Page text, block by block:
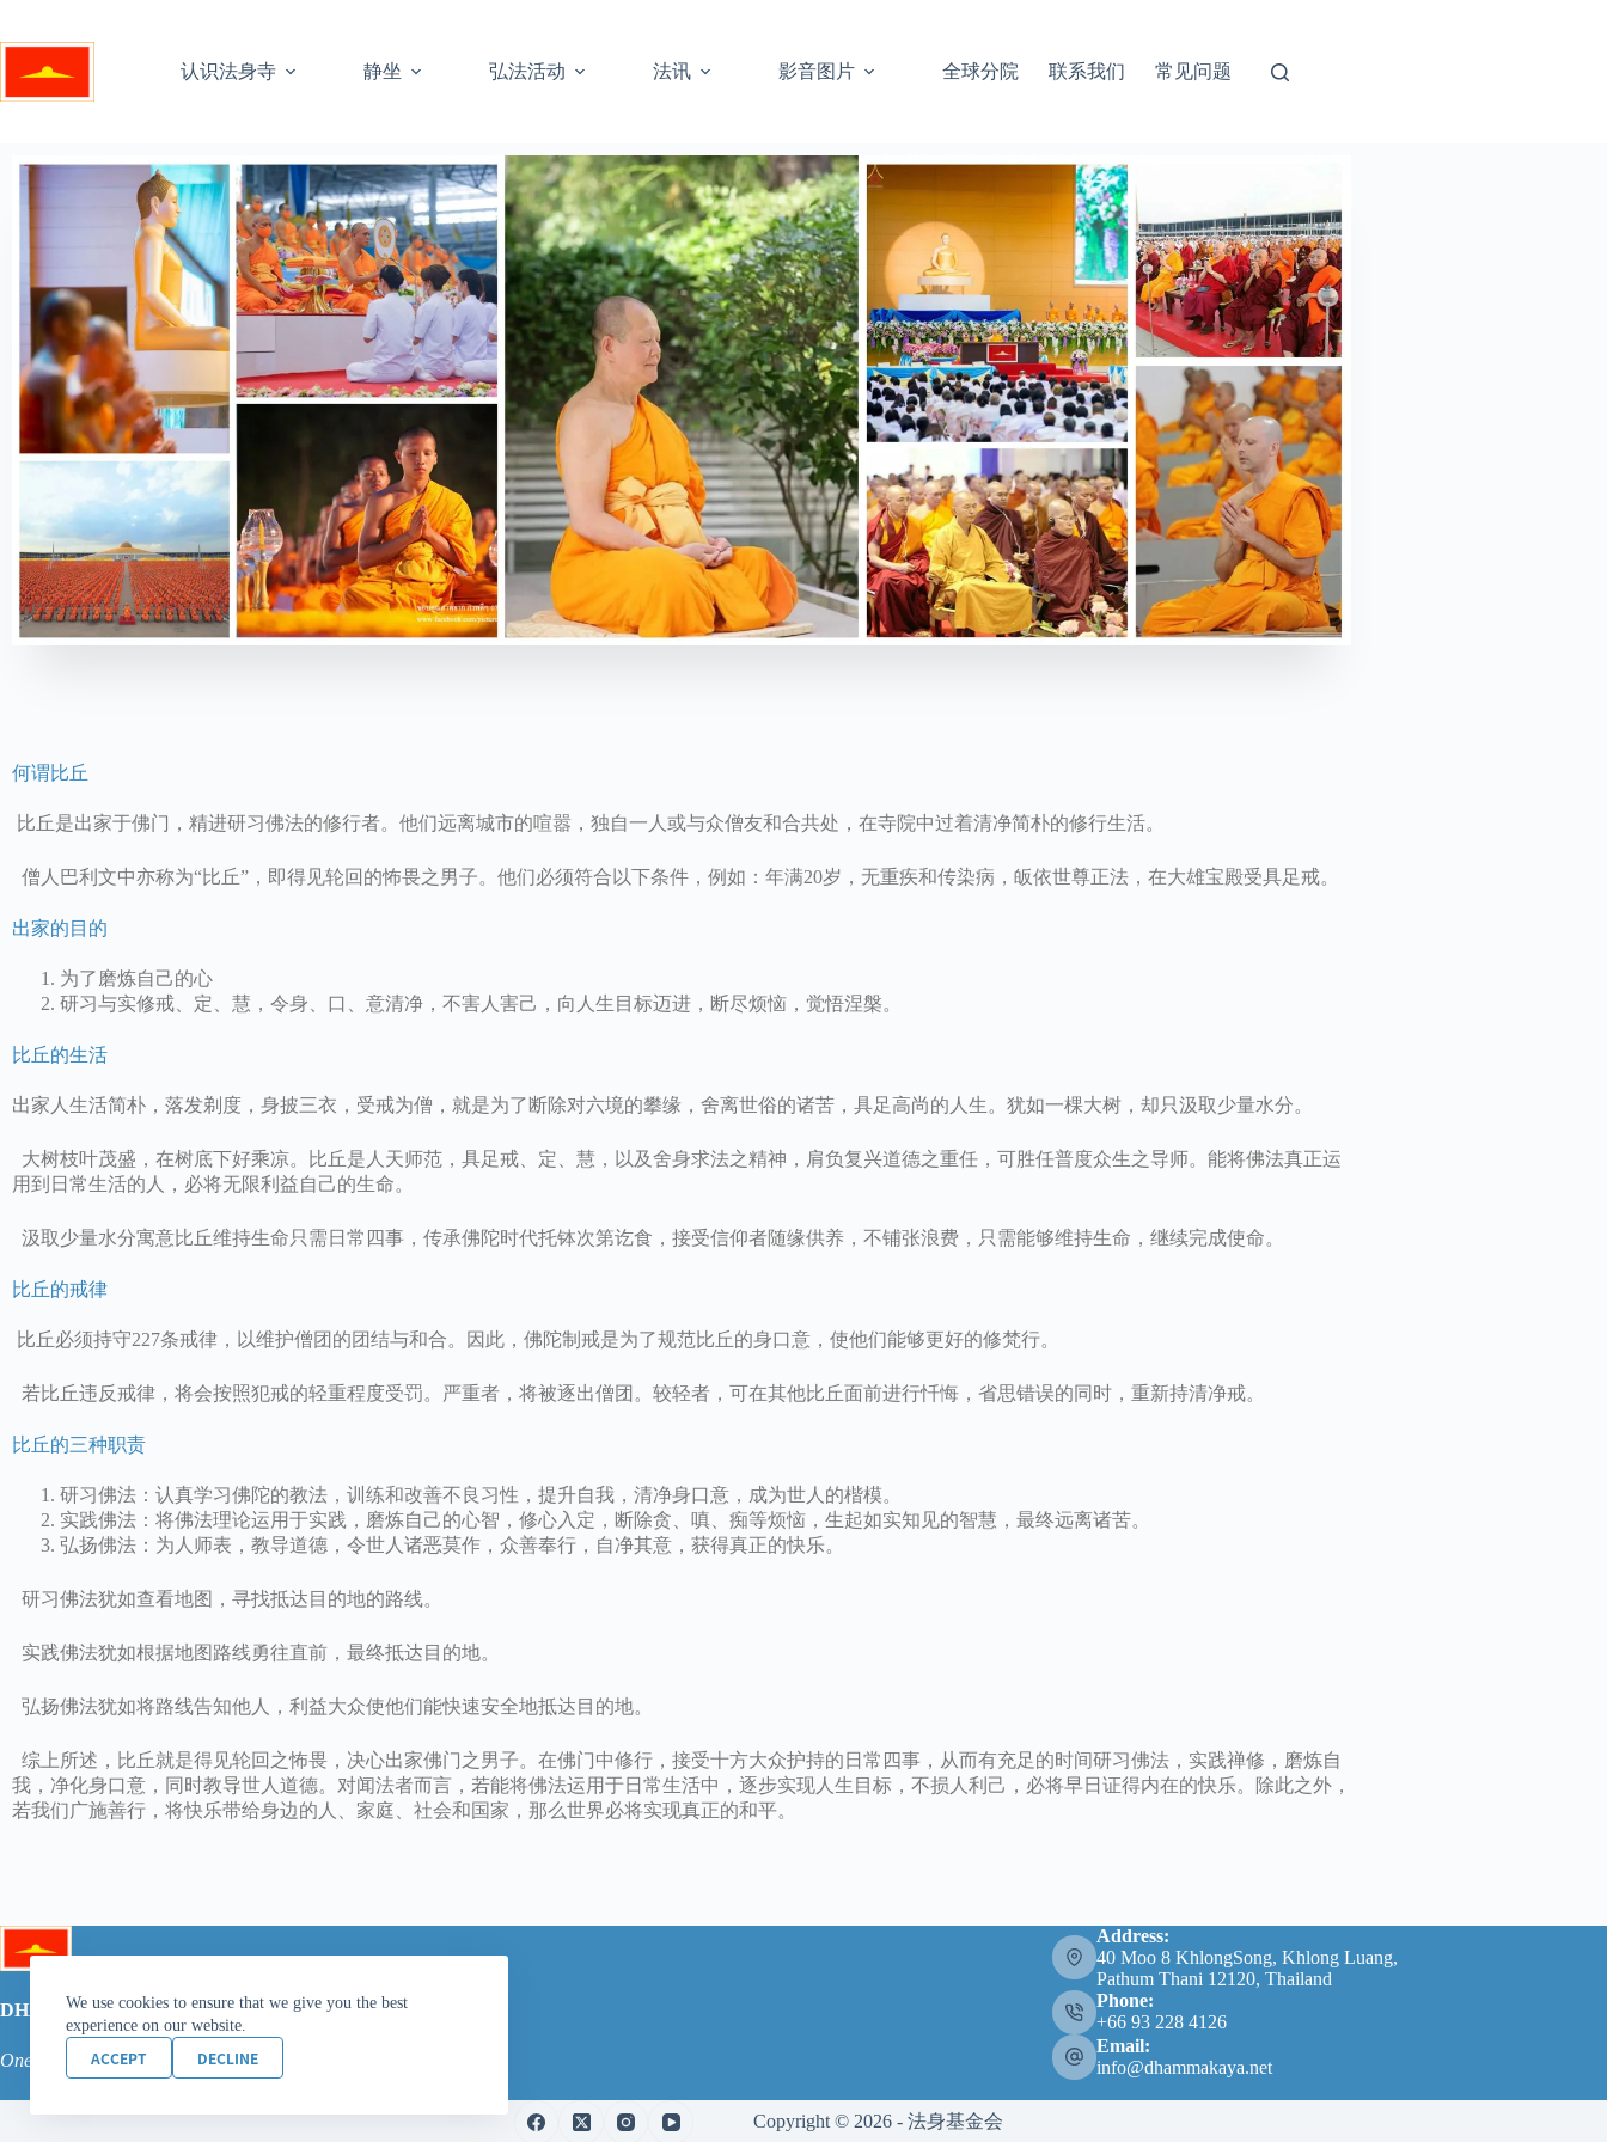
We use cookies to ensure that we give you the best
experience on our website.
ACCEPT DECLINE
认识法身寺 静坐 弘法活动 法讯 影音图片 全球分院 联系我们 常见问题
何谓比丘
比丘是出家于佛门，精进研习佛法的修行者。他们远离城市的喧嚣，独自一人或与众僧友和合共处，在寺院中过着清净简朴的修行生活。
僧人巴利文中亦称为“比丘”，即得见轮回的怖畏之男子。他们必须符合以下条件，例如：年满20岁，无重疾和传染病，皈依世尊正法，在大雄宝殿受具足戒。
出家的目的
为了磨炼自己的心
研习与实修戒、定、慧，令身、口、意清净，不害人害己，向人生目标迈进，断尽烦恼，觉悟涅槃。
比丘的生活
出家人生活简朴，落发剃度，身披三衣，受戒为僧，就是为了断除对六境的攀缘，舍离世俗的诸苦，具足高尚的人生。犹如一棵大树，却只汲取少量水分。
大树枝叶茂盛，在树底下好乘凉。比丘是人天师范，具足戒、定、慧，以及舍身求法之精神，肩负复兴道德之重任，可胜任普度众生之导师。能将佛法真正运
用到日常生活的人，必将无限利益自己的生命。
汲取少量水分寓意比丘维持生命只需日常四事，传承佛陀时代托钵次第讫食，接受信仰者随缘供养，不铺张浪费，只需能够维持生命，继续完成使命。
比丘的戒律
比丘必须持守227条戒律，以维护僧团的团结与和合。因此，佛陀制戒是为了规范比丘的身口意，使他们能够更好的修梵行。
若比丘违反戒律，将会按照犯戒的轻重程度受罚。严重者，将被逐出僧团。较轻者，可在其他比丘面前进行忏悔，省思错误的同时，重新持清净戒。
比丘的三种职责
研习佛法：认真学习佛陀的教法，训练和改善不良习性，提升自我，清净身口意，成为世人的楷模。
实践佛法：将佛法理论运用于实践，磨炼自己的心智，修心入定，断除贪、嗔、痴等烦恼，生起如实知见的智慧，最终远离诸苦。
弘扬佛法：为人师表，教导道德，令世人诸恶莫作，众善奉行，自净其意，获得真正的快乐。
研习佛法犹如查看地图，寻找抵达目的地的路线。
实践佛法犹如根据地图路线勇往直前，最终抵达目的地。
弘扬佛法犹如将路线告知他人，利益大众使他们能快速安全地抵达目的地。
综上所述，比丘就是得见轮回之怖畏，决心出家佛门之男子。在佛门中修行，接受十方大众护持的日常四事，从而有充足的时间研习佛法，实践禅修，磨炼自
我，净化身口意，同时教导世人道德。对闻法者而言，若能将佛法运用于日常生活中，逐步实现人生目标，不损人利己，必将早日证得内在的快乐。除此之外，
若我们广施善行，将快乐带给身边的人、家庭、社会和国家，那么世界必将实现真正的和平。
DHAMMAKAYA FOUNDATION
One dream for the inner peace of millions
Address:
40 Moo 8 KhlongSong, Khlong Luang,
Pathum Thani 12120, Thailand
Phone:
+66 93 228 4126
Email:
info@dhammakaya.net
Copyright © 2026 - 法身基金会